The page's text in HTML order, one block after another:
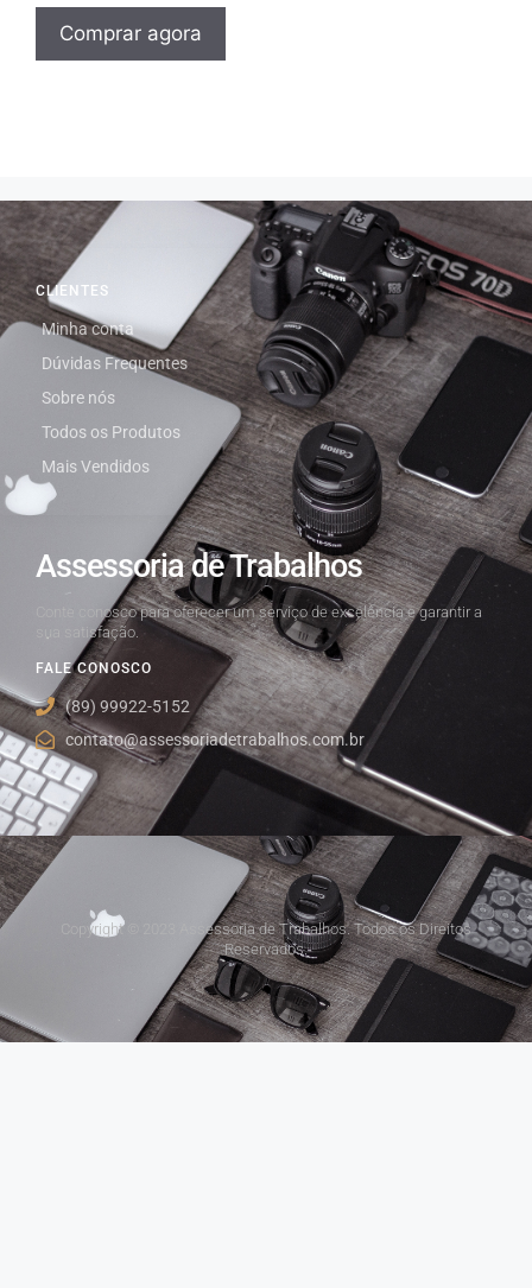
Comprar agora
Assessoria de Trabalhos
Conte conosco para oferecer um serviço de excelência e garantir a
sua satisfação.
FALE CONOSCO
(89) 99922-5152
contato@assessoriadetrabalhos.com.br
CLIENTES
Minha conta
Dúvidas Frequentes
Sobre nós
Todos os Produtos
Mais Vendidos
Copyright © 2023 Assessoria de Trabalhos. Todos os Direitos
Reservados.